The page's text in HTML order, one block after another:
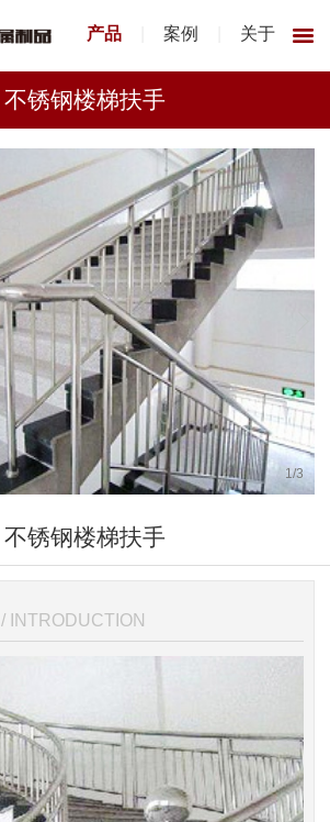
产品 案例 关于
不锈钢楼梯扶手
1/3
不锈钢楼梯扶手
/ INTRODUCTION